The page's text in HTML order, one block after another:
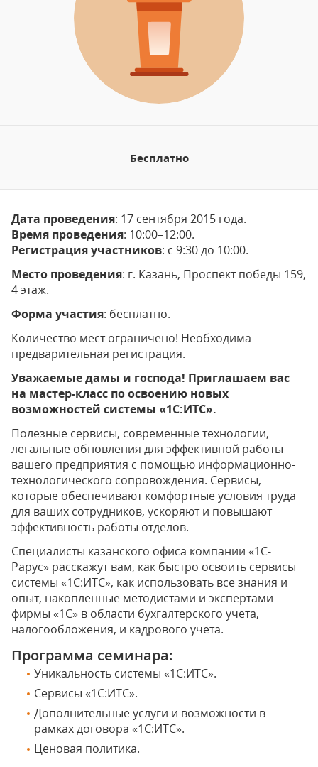
Бесплатно
Дата проведения: 17 сентября 2015 года.
Время проведения: 10:00–12:00.
Регистрация участников: с 9:30 до 10:00.
Место проведения: г. Казань, Проспект победы 159,
4 этаж.
Форма участия: бесплатно.
Количество мест ограничено! Необходима
предварительная регистрация.
Уважаемые дамы и господа! Приглашаем вас
на мастер-класс по освоению новых
возможностей системы «1С:ИТС».
Полезные сервисы, современные технологии,
легальные обновления для эффективной работы
вашего предприятия с помощью информационно-
технологического сопровождения. Сервисы,
которые обеспечивают комфортные условия труда
для ваших сотрудников, ускоряют и повышают
эффективность работы отделов.
Специалисты казанского офиса компании «1С-
Рарус» расскажут вам, как быстро освоить сервисы
системы «1С:ИТС», как использовать все знания и
опыт, накопленные методистами и экспертами
фирмы «1С» в области бухгалтерского учета,
налогообложения, и кадрового учета.
Программа семинара:
Уникальность системы «1С:ИТС».
Сервисы «1С:ИТС».
Дополнительные услуги и возможности в
рамках договора «1С:ИТС».
Ценовая политика.